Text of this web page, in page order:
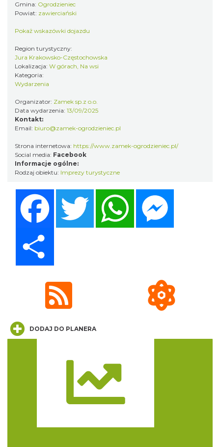
Podzamcze
0.00 km
Podzamcze
Podzamczu 2026
Podzamcze
2026-08-22
AEROPIKNIK - BALONIADA na Zamku
Gmina: Ogrodzieniec
Powiat: zawierciański
Pokaż wskazówki dojazdu
Region turystyczny:
Jura Krakowsko-Częstochowska
Lokalizacja: W górach, Na wsi
Kategoria:
Wydarzenia
Organizator: Zamek sp.z o.o.
Data wydarzenia: 13/09/2025
Kontakt:
Email: biuro@zamek-ogrodzieniec.pl
Strona internetowa: https://www.zamek-ogrodzieniec.pl/
Social media: Facebook
Informacje ogólne:
Rodzaj obiektu: Imprezy turystyczne
Twitter WhatsApp
DODAJ DO PLANERA